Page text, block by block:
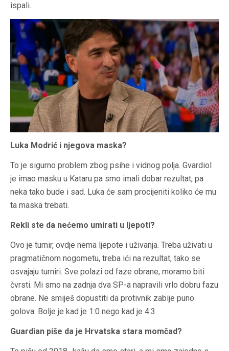
ispali.
Luka Modrić i njegova maska?
To je sigurno problem zbog psihe i vidnog polja. Gvardiol
je imao masku u Kataru pa smo imali dobar rezultat, pa
neka tako bude i sad. Luka će sam procijeniti koliko će mu
ta maska trebati.
Rekli ste da nećemo umirati u ljepoti?
Ovo je turnir, ovdje nema ljepote i uživanja. Treba uživati u
pragmatičnom nogometu, treba ići na rezultat, tako se
osvajaju turniri. Sve polazi od faze obrane, moramo biti
čvrsti. Mi smo na zadnja dva SP-a napravili vrlo dobru fazu
obrane. Ne smiješ dopustiti da protivnik zabije puno
golova. Bolje je kad je 1:0 nego kad je 4:3.
Guardian piše da je Hrvatska stara momčad?